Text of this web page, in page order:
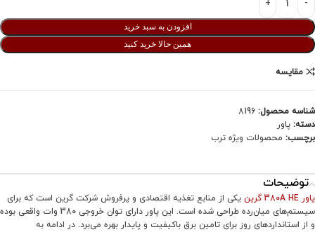
افزودن به سبد خرید
همین حالا خرید کنید
مقایسه
شناسه محصول: 8196
دسته: پاور
برچسب: محصولات ویژه ترب
توضیحات
پاور 380A HE گرین
یکی از منابع تغذیه اقتصادی و پرفروش شرکت گرین است که برای
سیستم‌های میان‌رده طراحی شده است. این پاور دارای توان خروجی 380 وات واقعی بوده
و از استانداردهای روز برای تامین برق باکیفیت و پایدار بهره می‌برد. در ادامه به